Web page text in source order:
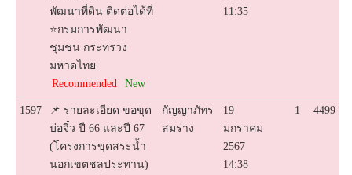
พัฒนาที่ดิน ติดต่อได้ที่
⭐️กรมการพัฒนา
ชุมชน กระทรวง
มหาดไทย
Recommended
New
11:35
1597
📌 รายละเอียด ขอขุด
บ่อจิ๋ว ปี 66 และปี 67
(โครงการขุดสระน้ำ
นอกเขตชลประทาน)
กัญญาภัทร
สมร่าง
19
มกราคม
2567
14:38
1 4499